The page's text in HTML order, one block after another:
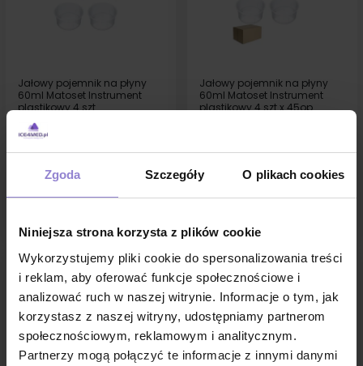
Zgoda Szczegóły O plikach cookies
Niniejsza strona korzysta z plików cookie
Wykorzystujemy pliki cookie do spersonalizowania treści
i reklam, aby oferować funkcje społecznościowe i
analizować ruch w naszej witrynie. Informacje o tym, jak
korzystasz z naszej witryny, udostępniamy partnerom
społecznościowym, reklamowym i analitycznym.
Partnerzy mogą połączyć te informacje z innymi danymi
Jałowy pojemnik na płyny
60ml Matoset Instrument
plastikowy 4 szt
5,77 zł
1 sztuka:1.44 zł brutto
Jałowy pojemnik na płyny
60ml Matoset Instrument
plastikowy 4 szt x 45op
1 sztuka:1.36 zł brutto